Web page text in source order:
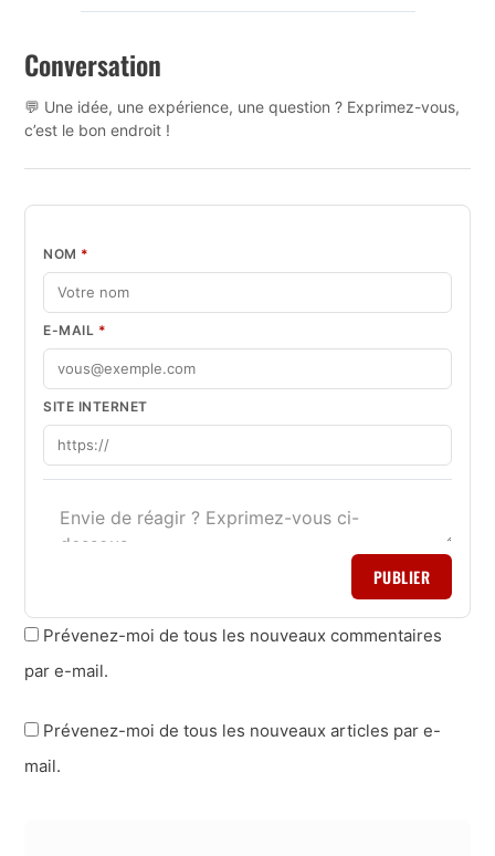
Conversation
💬 Une idée, une expérience, une question ? Exprimez-vous,
c’est le bon endroit !
NOM *
E-MAIL *
SITE INTERNET
PUBLIER
Prévenez-moi de tous les nouveaux commentaires
par e-mail.
Prévenez-moi de tous les nouveaux articles par e-
mail.